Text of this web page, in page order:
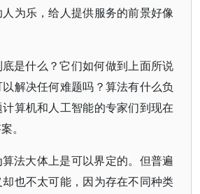
为乐，给人提供服务的前景好像
是什么？它们如何做到上面所说
解决任何难题吗？算法有什么负
算机和人工智能的专家们到现在
。
法大体上是可以界定的。但普遍
也不太可能，因为存在不同种类